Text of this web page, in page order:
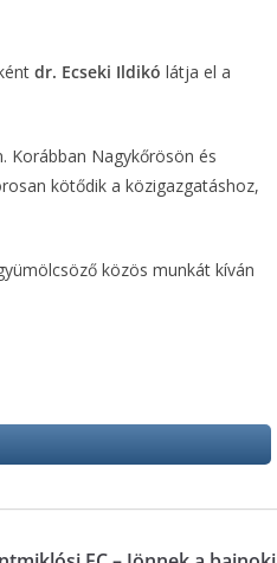
dr. Ecseki Ildikó látja el a
Korábban Nagykőrösön és
kötődik a közigazgatáshoz,
közös munkát kíván